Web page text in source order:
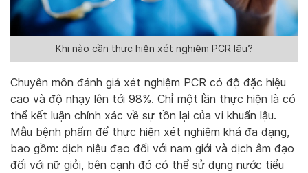
Khi nào cần thực hiện xét nghiệm PCR lậu?
Chuyên môn đánh giá xét nghiệm PCR có độ đặc hiệu
cao và độ nhạy lên tới 98%. Chỉ một lần thực hiện là có
thể kết luận chính xác về sự tồn lại của vi khuẩn lậu.
Mẫu bệnh phẩm để thực hiện xét nghiệm khá đa dạng,
bao gồm: dịch niệu đạo đối với nam giới và dịch âm đạo
đối với nữ giỏi, bên cạnh đó có thể sử dụng nước tiểu